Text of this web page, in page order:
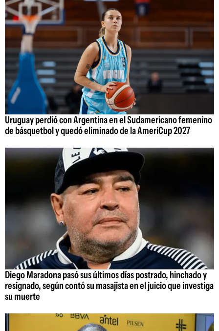
Uruguay perdió con Argentina en el Sudamericano femenino
de básquetbol y quedó eliminado de la AmeriCup 2027
Diego Maradona pasó sus últimos días postrado, hinchado y
resignado, según contó su masajista en el juicio que investiga
su muerte